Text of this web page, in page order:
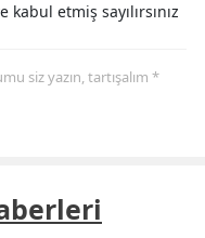
kabul etmiş sayılırsınız
siz yazın, tartışalım *